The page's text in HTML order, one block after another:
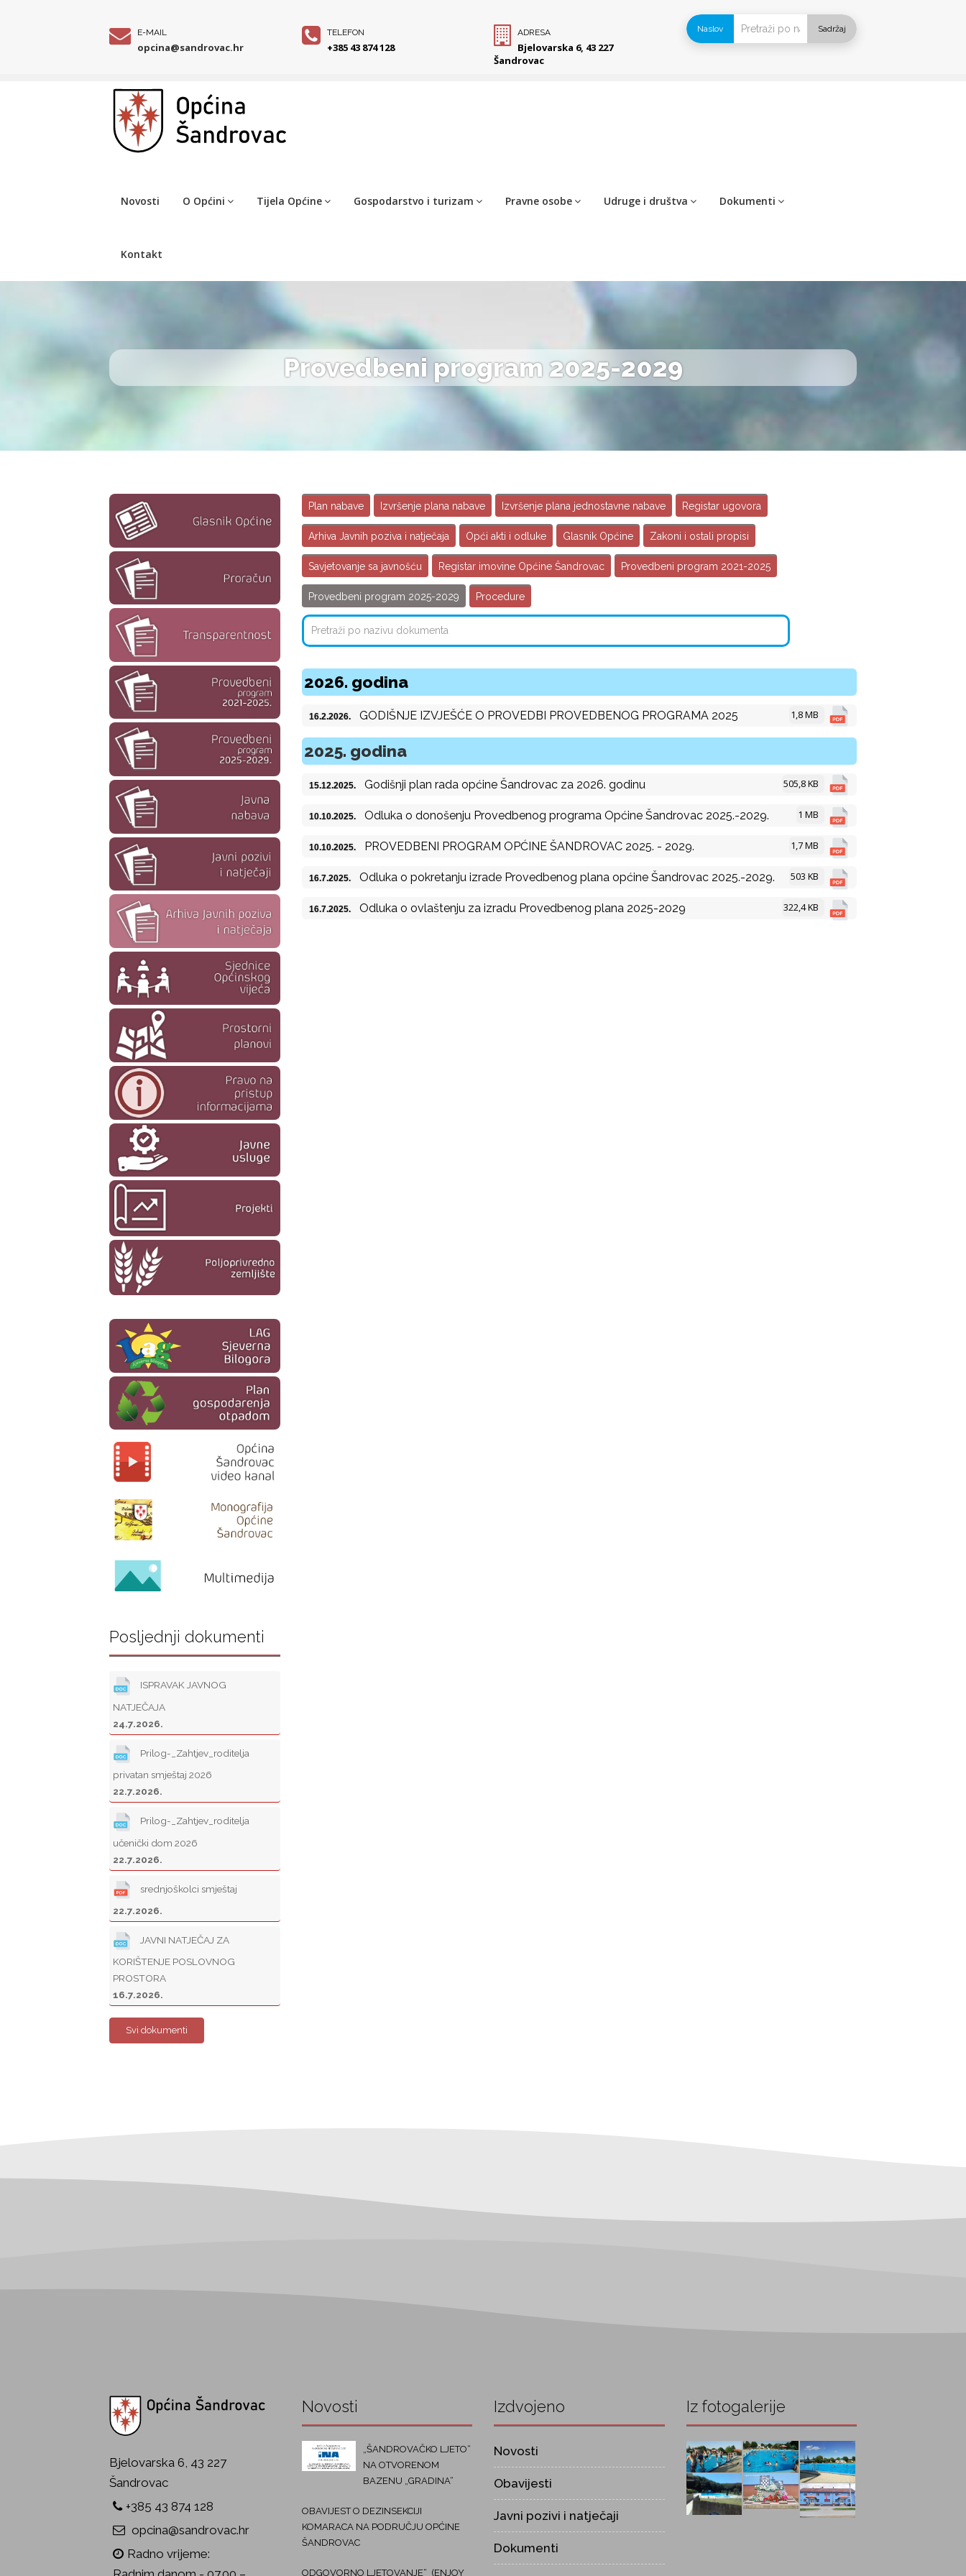
E-MAIL
opcina@sandrovac.hr
TELEFON
+385 43 874 128
ADRESA
Bjelovarska 6, 43 227
Šandrovac
Naslov Sadržaj
Novosti O Općini Tijela Općine Gospodarstvo i turizam Pravne osobe Udruge i društva Dokumenti
Kontakt
Provedbeni program 2025-2029
Plan nabave Izvršenje plana nabave Izvršenje plana jednostavne nabave Registar ugovora
Arhiva Javnih poziva i natječaja Opći akti i odluke Glasnik Općine Zakoni i ostali propisi
Savjetovanje sa javnošću Registar imovine Općine Šandrovac Provedbeni program 2021-2025
Provedbeni program 2025-2029 Procedure
2026. godina
16.2.2026. GODIŠNJE IZVJEŠĆE O PROVEDBI PROVEDBENOG PROGRAMA 2025 1,8 MB
2025. godina
15.12.2025. Godišnji plan rada općine Šandrovac za 2026. godinu 505,8 KB
10.10.2025. Odluka o donošenju Provedbenog programa Općine Šandrovac 2025.-2029. 1 MB
10.10.2025. PROVEDBENI PROGRAM OPĆINE ŠANDROVAC 2025. - 2029. 1,7 MB
16.7.2025. Odluka o pokretanju izrade Provedbenog plana općine Šandrovac 2025.-2029. 503 KB
16.7.2025. Odluka o ovlaštenju za izradu Provedbenog plana 2025-2029 322,4 KB
Posljednji dokumenti
ISPRAVAK JAVNOG
NATJEČAJA
24.7.2026.
Prilog-_Zahtjev_roditelja
privatan smještaj 2026
22.7.2026.
Prilog-_Zahtjev_roditelja
učenički dom 2026
22.7.2026.
srednjoškolci smještaj
22.7.2026.
JAVNI NATJEČAJ ZA
KORIŠTENJE POSLOVNOG
PROSTORA
16.7.2026.
Svi dokumenti
Bjelovarska 6, 43 227
Šandrovac
+385 43 874 128
opcina@sandrovac.hr
Radno vrijeme:
Novosti
„ŠANDROVAČKO LJETO“
NA OTVORENOM
BAZENU „GRADINA“
OBAVIJEST O DEZINSEKCIJI
KOMARACA NA PODRUČJU OPĆINE
ŠANDROVAC
ODGOVORNO LJETOVANJE“ (ENJOY
Izdvojeno
Novosti
Obavijesti
Javni pozivi i natječaji
Dokumenti
Iz fotogalerije